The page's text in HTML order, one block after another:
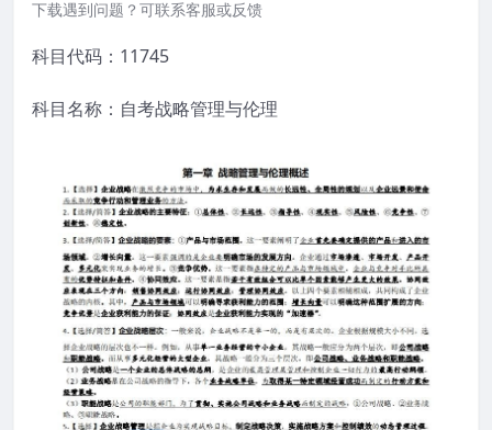
下载遇到问题？可联系客服或反馈
科目代码：11745
科目名称：自考战略管理与伦理